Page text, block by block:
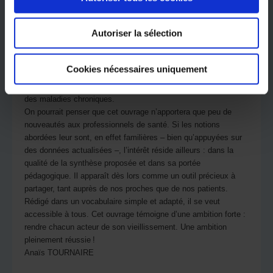
Autoriser la sélection
Cookies nécessaires uniquement
Destiné au grand public, ce livre propose une approche globale,
multidimensionnelle et résolument préventive du vieillissement.
explique et permet de comprendre les recommandations
concernant l’hygiène de vie et contribue ainsi à la prévention
des maladies chroniques.
On pourrait penser que cet ouvrage n’apportera que peu de
nouveautés aux professionnels de santé. Si les notions
abordées leur sont, en effet familières – bien qu’appuyées sur
des données actualisées –, l’intérêt réside ailleurs : dans la
qualité de la synthèse proposée et dans sa portée
pédagogique. Il apparaît dès lors comme un outil précieux à
partager, tant auprès de nos proches que de nos patients.
Rédigé dans un vocabulaire simple et adapté, il se veut
accessible à tous. Cet ouvrage témoigne d’une ambition forte :
rendre chacun acteur de son vieillissement. Une ambition
pleinement réussie !
Anaïs TOURNAIRE